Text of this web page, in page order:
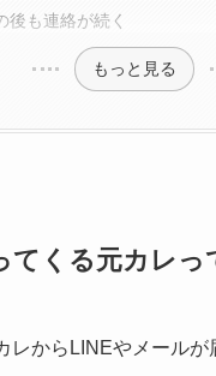
後も連絡が続く
もっと見る
くる元カレっ
からLINEやメール